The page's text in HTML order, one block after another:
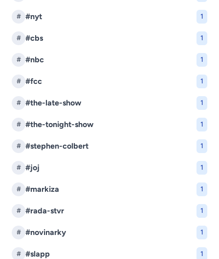
# #nyt 1
# #cbs 1
# #nbc 1
# #fcc 1
# #the-late-show 1
# #the-tonight-show 1
# #stephen-colbert 1
# #joj 1
# #markiza 1
# #rada-stvr 1
# #novinarky 1
# #slapp 1